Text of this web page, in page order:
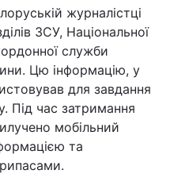
журналістці
ЗСУ, Національної
служби
Цю інформацію, у
для завдання
Під час затримання
мобільний
та